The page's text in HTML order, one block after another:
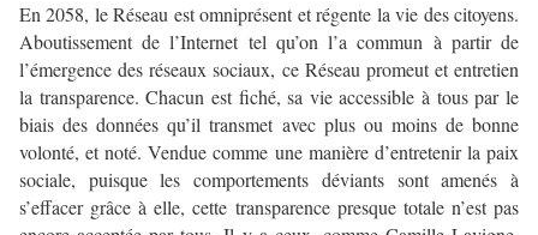
En 2058, le Réseau est omniprésent et régente la vie des citoyens.
Aboutissement de l’Internet tel qu’on l’a commun à partir de
l’émergence des réseaux sociaux, ce Réseau promeut et entretien
la transparence. Chacun est fiché, sa vie accessible à tous par le
biais des données qu’il transmet avec plus ou moins de bonne
volonté, et noté. Vendue comme une manière d’entretenir la paix
sociale, puisque les comportements déviants sont amenés à
s’effacer grâce à elle, cette transparence presque totale n’est pas